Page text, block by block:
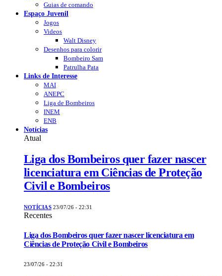
Guias de comando
Espaço Juvenil
Jogos
Videos
Walt Disney
Desenhos para colorir
Bombeiro Sam
Patrulha Pata
Links de Interesse
MAI
ANEPC
Liga de Bombeiros
INEM
ENB
Notícias
Atual
Liga dos Bombeiros quer fazer nascer
licenciatura em Ciências de Proteção
Civil e Bombeiros
NOTÍCIAS 23/07/26 - 22:31
Recentes
Liga dos Bombeiros quer fazer nascer licenciatura em
Ciências de Proteção Civil e Bombeiros
23/07/26 - 22:31